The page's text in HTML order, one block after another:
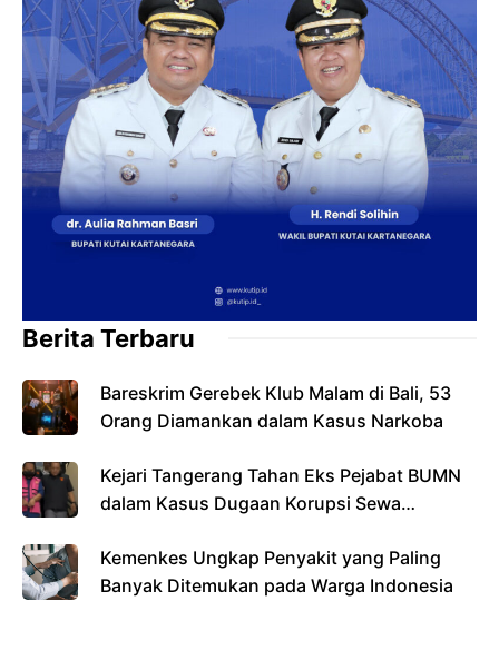
Berita Terbaru
Bareskrim Gerebek Klub Malam di Bali, 53
Orang Diamankan dalam Kasus Narkoba
Kejari Tangerang Tahan Eks Pejabat BUMN
dalam Kasus Dugaan Korupsi Sewa
Kemenkes Ungkap Penyakit yang Paling
Banyak Ditemukan pada Warga Indonesia